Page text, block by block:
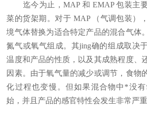
迄今为止，MAP 和 EMAP 包装主
菜的货架期。对于 MAP （气调包装）
境气体替换为适合特定产品的混合气体
氮气或氧气组成。其jing确的组成取决
温度和产品的性质，以及其成熟程度、
因素。由于氧气量的减少或调节，食物
化过程也变慢。但如果混合物中*没
始，并且产品的感官特性会发生非常严重